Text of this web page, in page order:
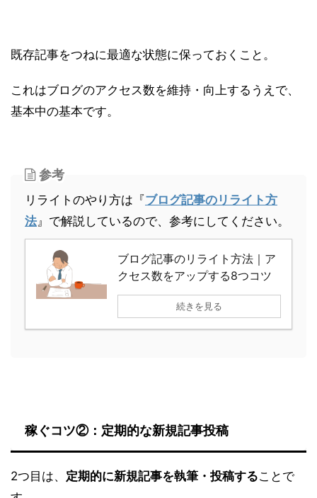
既存記事をつねに最適な状態に保っておくこと。
これはブログのアクセス数を維持・向上するうえで、
基本中の基本です。
参考
リライトのやり方は『ブログ記事のリライト方
法』で解説しているので、参考にしてください。
ブログ記事のリライト方法｜ア
クセス数をアップする8つコツ
続きを見る
稼ぐコツ②：定期的な新規記事投稿
2つ目は、 定期的に新規記事を執筆・投稿することで